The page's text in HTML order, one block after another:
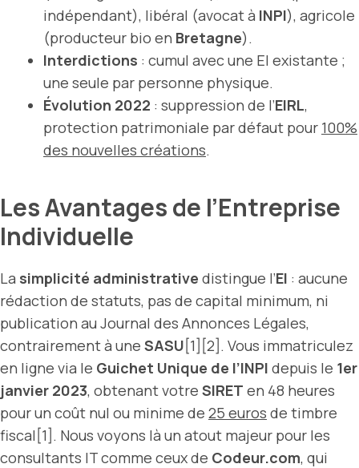
indépendant), libéral (avocat à INPI), agricole
(producteur bio en Bretagne).
Interdictions : cumul avec une EI existante ;
une seule par personne physique.
Évolution 2022 : suppression de l’EIRL,
protection patrimoniale par défaut pour 100%
des nouvelles créations.
Les Avantages de l’Entreprise
Individuelle
La simplicité administrative distingue l’EI : aucune
rédaction de statuts, pas de capital minimum, ni
publication au Journal des Annonces Légales,
contrairement à une SASU[1][2]. Vous immatriculez
en ligne via le Guichet Unique de l’INPI depuis le 1er
janvier 2023, obtenant votre SIRET en 48 heures
pour un coût nul ou minime de 25 euros de timbre
fiscal[1]. Nous voyons là un atout majeur pour les
consultants IT comme ceux de Codeur.com, qui